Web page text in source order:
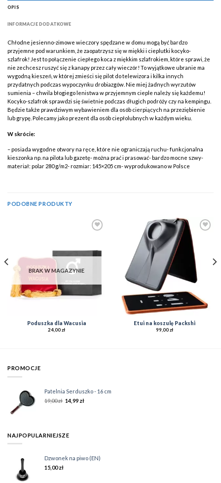
OPIS
INFORMACJE DODATKOWE
Chłodne jesienno-zimowe wieczory spędzane w domu mogą być bardzo
przyjemne pod warunkiem, że zaopatrzysz się w miękki i cieplutki kocyko-
szlafrok! Jest to połączenie ciepłego koca z miękkim szlafrokiem, które sprawi, że
nie zechcesz ruszyć się z kanapy przez cały wieczór! To wyjątkowe ubranie ma
wygodną kieszeń, w której zmieści się pilot do telewizora i kilka innych
przydatnych podczas wypoczynku drobiazgów. Nie miej żadnych wyrzutów
sumienia – chwila błogiego lenistwa w przyjemnym cieple należy się każdemu!
Kocyko-szlafrok sprawdzi się świetnie podczas długich podróży czy na kempingu.
Będzie także prawdziwym wybawieniem dla osób cierpiących na przeziębienie
lub grypę. Polecamy jako prezent dla osób ciepłolubnych w każdym wieku.
W skrócie:
– posiada wygodne otwory na ręce, które nie ograniczają ruchu- funkcjonalna
kieszonka np. na pilota lub gazetę- można prać i prasować- bardzo mocne szwy-
materiał: polar 280 g/m2- rozmiar: 145×205 cm- wyprodukowano w Polsce
PODOBNE PRODUKTY
BRAK W MAGAZYNIE
Poduszka dla Wacusia
24,00zł
Etui na koszulę Packshi
99,00zł
PROMOCJE
Patelnia Serduszko - 16 cm
19,00zł 14,99 zł
NAJPOPULARNIEJSZE
Dzwonek na piwo (EN)
15,00zł